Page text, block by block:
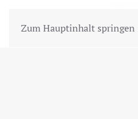
Zum Hauptinhalt springen
MENÜ